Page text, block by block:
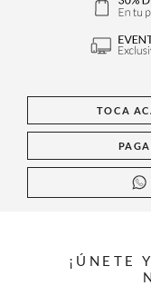
TOCA
¡ÚNETE